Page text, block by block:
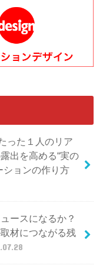
った１人のリア
出を高める“実の
ションの作り方
ースになるか？
材につながる残